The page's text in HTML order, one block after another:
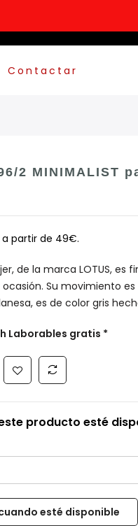
Contactar
2 MINIMALIST
partir de 49€.
de la marca LOTUS, es
Su movimiento
es de color gris
Laborables gratis *
producto esté